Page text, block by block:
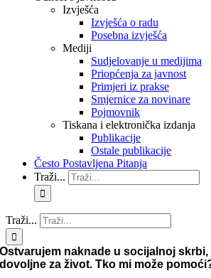
Izvješća
Izvješća o radu
Posebna izvješća
Mediji
Sudjelovanje u medijima
Priopćenja za javnost
Primjeri iz prakse
Smjernice za novinare
Pojmovnik
Tiskana i elektronička izdanja
Publikacije
Ostale publikacije
Često Postavljena Pitanja
Traži...
Traži...
Ostvarujem naknade u socijalnoj skrbi,
dovoljne za život. Tko mi može